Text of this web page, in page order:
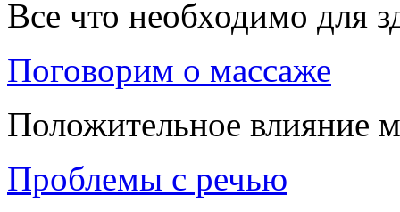
Все что необходимо для
Поговорим о массаже
Положительное влияние
Проблемы с речью